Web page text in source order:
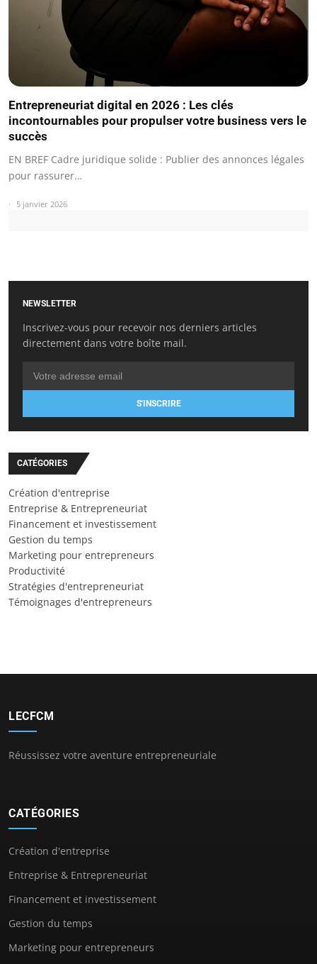
Entrepreneuriat digital en 2026 : Les clés
incontournables pour propulser votre business vers le
succès
EN BREF Cadre juridique solide : Publier des annonces légales
pour rassurer…
5 janvier 2026
NEWSLETTER
Inscrivez-vous pour recevoir nos derniers articles
directement dans votre boîte mail.
S'INSCRIRE
CATÉGORIES
Création d'entreprise
Entreprise & Entrepreneuriat
Financement et investissement
Gestion du temps
Marketing pour entrepreneurs
Productivité
Stratégies d'entrepreneuriat
Témoignages d'entrepreneurs
LECFCM
Réussissez votre aventure entrepreneuriale
CATÉGORIES
Création d'entreprise
Entreprise & Entrepreneuriat
Financement et investissement
Gestion du temps
Marketing pour entrepreneurs